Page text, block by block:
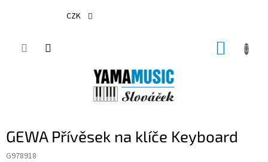
CZK
GEWA Přívěsek na klíče Keyboard
G978918